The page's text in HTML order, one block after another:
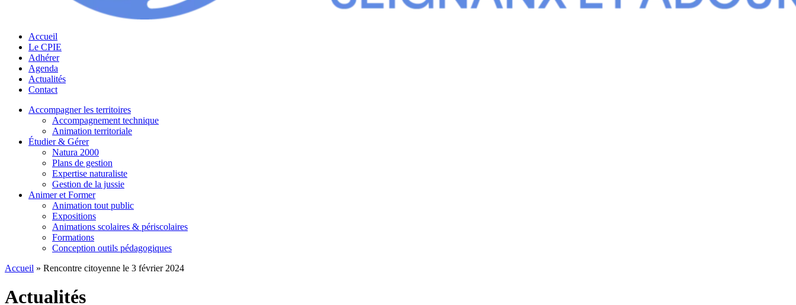
Accueil
Le CPIE
Adhérer
Agenda
Actualités
Contact
Accompagner les territoires
Accompagnement technique
Animation territoriale
Étudier & Gérer
Natura 2000
Plans de gestion
Expertise naturaliste
Gestion de la jussie
Animer et Former
Animation tout public
Expositions
Animations scolaires & périscolaires
Formations
Conception outils pédagogiques
Accueil » Rencontre citoyenne le 3 février 2024
Actualités